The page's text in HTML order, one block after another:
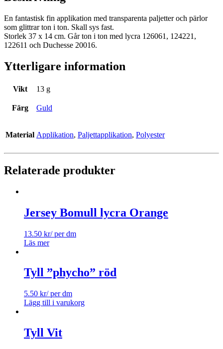
En fantastisk fin applikation med transparenta paljetter och pärlor
som glittrar ton i ton. Skall sys fast.
Storlek 37 x 14 cm. Går ton i ton med lycra 126061, 124221,
122611 och Duchesse 20016.
Ytterligare information
Vikt 13 g
Färg Guld
Material Applikation, Paljettapplikation, Polyester
Relaterade produkter
Jersey Bomull lycra Orange
13.50 kr/ per dm
Läs mer
Tyll ”phycho” röd
5.50 kr/ per dm
Lägg till i varukorg
Tyll Vit